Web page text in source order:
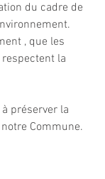
du cadre de
, que les
respectent la
préserver la
Commune.